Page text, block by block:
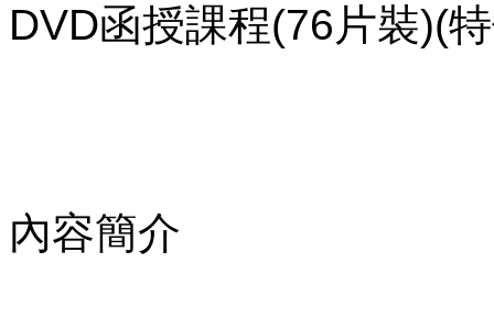
DVD函授課程(76片裝)(
內容簡介